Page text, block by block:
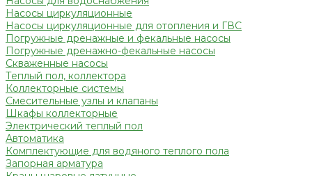
Насосы циркуляционные
Насосы циркуляционные для отопления и ГВС
Погружные дренажные и фекальные насосы
Погружные дренажно-фекальные насосы
Скваженные насосы
Теплый пол, коллектора
Коллекторные системы
Смесительные узлы и клапаны
Шкафы коллекторные
Электрический теплый пол
Автоматика
Комплектующие для водяного теплого пола
Запорная арматура